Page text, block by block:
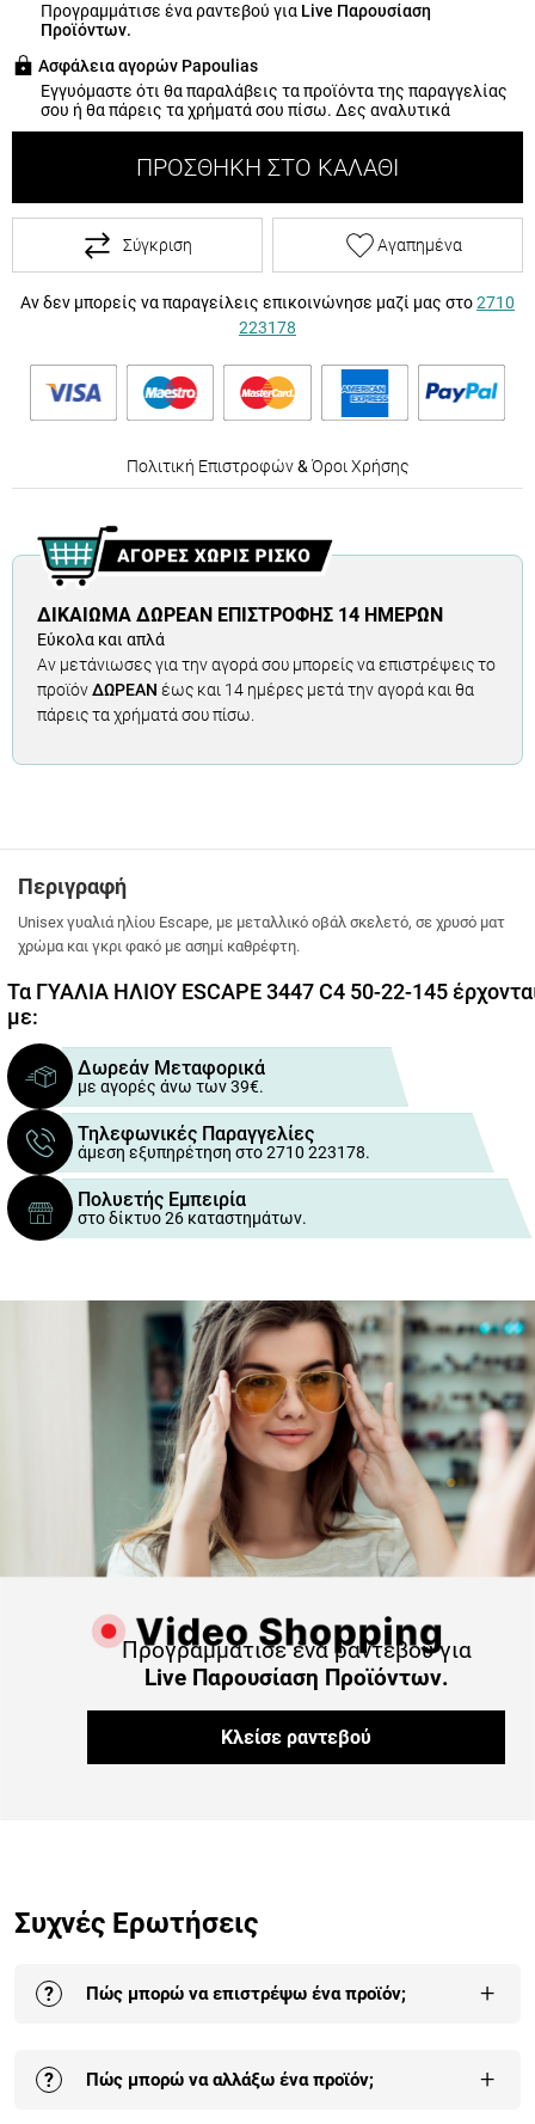
Προγραμμάτισε ένα ραντεβού για Live Παρουσίαση
Προϊόντων.
Ασφάλεια αγορών Papoulias
Εγγυόμαστε ότι θα παραλάβεις τα προϊόντα της παραγγελίας
σου ή θα πάρεις τα χρήματά σου πίσω. Δες αναλυτικά
ΠΡΟΣΘΉΚΗ ΣΤΟ ΚΑΛΆΘΙ
Σύγκριση Αγαπημένα
Αν δεν μπορείς να παραγείλεις επικοινώνησε μαζί μας στο2710
223178
Πολιτική Επιστροφών& Όροι Χρήσης
ΔΙΚΑΊΩΜΑ ΔΩΡΕΆΝ ΕΠΙΣΤΡΟΦΉΣ 14 ΗΜΕΡΏΝ
Εύκολα και απλά
Αν μετάνιωσες για την αγορά σου μπορείς να επιστρέψεις το
προϊόνΔΩΡΕΑΝ έως και 14 ημέρες μετά την αγορά και θα
πάρεις τα χρήματά σου πίσω.
Περιγραφή
Unisex γυαλιά ηλίου Escape, με μεταλλικό οβάλ σκελετό, σε χρυσό ματ
χρώμα και γκρι φακό με ασημί καθρέφτη.
Τα ΓΥΑΛΙΑ ΗΛΙΟΥ ESCAPE 3447 C4 50-22-145
με:
Δωρεάν Μεταφορικά
με αγορές άνω των 39€.
Τηλεφωνικές Παραγγελίες
άμεση εξυπηρέτηση στο 2710 223178.
Πολυετής Εμπειρία
στο δίκτυο 26 καταστημάτων.
Προγραμμάτισε ένα ραντεβού για
Live Παρουσίαση Προϊόντων.
Κλείσε ραντεβού
Συχνές Ερωτήσεις
? Πώς μπορώ να επιστρέψω ένα προϊόν; +
παραγγελίας σου γίνεται έως και 30 ημέρες από την
? Πώς μπορώ να αλλάξω ένα προϊόν; +